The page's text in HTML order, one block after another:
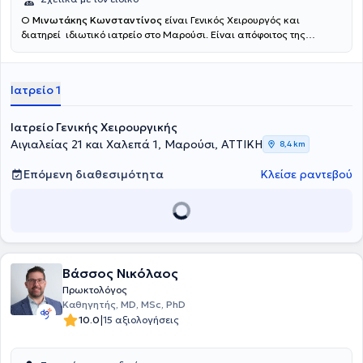
Ο Μινωτάκης Κωνσταντίνος είναι Γενικός Χειρουργός και
διατηρεί ιδιωτικό ιατρείο στο Μαρούσι. Είναι απόφοιτος της
Αθηνών, στην οποία εισήχθη το 1973 με υποτροφία. Μετά το πέρας
ειδικεύθηκε στη Γενική Χειρουργική στο Νοσοκομείο του Ελληνικού
Ερυθρού Σταυρού. Υπηρέτησε επί 30ετία στη Χειρουργική Κλινική
και Αγγειολογικό Ιατρείο του 7ου Νοσοκομείου ΙΚΑ, τη Χειρουργική
Κλινική του Γενικού Νοσοκομείου Νοσημάτων Θώρακος Αθηνών
"Σωτηρία" και του Γενικού Νοσοκομείου Νέας Ιωνίας
Διευθυντού. Είναι μέλος σε πολλές ιατρικές εταιρείες και έχει
ελληνικά και διεθνή συνέδρια. Το νέο του Ιατρείο στο Μαρούσι είναι
άριστα εξοπλισμένο με ιατρικά μηχανήματα και Laser τελευταίας
ιατρικών τους υπηρεσιών. Διαθέτει ιδιωτικό χώρο parking, ενώ
καλύπτει πλήρως τις ανάγκες του ασθενούς και παράλληλα κάνει
την παραμονή τους ευχάριστη. Ο Ιατρός
είναι εξειδικευμένος στα Ιατρικά Laser, στις παθήσεις πρωκτού και
βασικό του δόγμα αποτελεί η αποφυγή των ανοιχτών χειρουργείων.
Οι ασθενείς αποφεύγουν την ταλαιπωρία τις υποτροπές, την
Ιατρείο 1
Ιατρείο Γενικής Χειρουργικής
Αιγιαλείας 21 και Χαλεπά 1, Μαρούσι, ΑΤΤΙΚΗ
8,4 km
Επόμενη διαθεσιμότητα Κλείσε ραντεβού
Βάσσος Νικόλαος
Πρωκτολόγος
Καθηγητής, MD, MSc, PhD
10.0|15 αξιολογήσεις